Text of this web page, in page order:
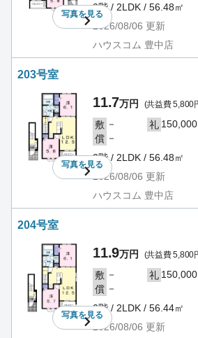
写真を見る
2階 / 2LDK / 56.48㎡
2026/08/06 更新
ハウスコム 豊中店
203号室
写真を見る
11.7万円 (共益費 5,800
敷 － 礼 150,000
償 －
2階 / 2LDK / 56.48㎡
2026/08/06 更新
ハウスコム 豊中店
204号室
写真を見る
11.9万円 (共益費 5,800
敷 － 礼 150,000
償 －
2階 / 2LDK / 56.44㎡
2026/08/06 更新